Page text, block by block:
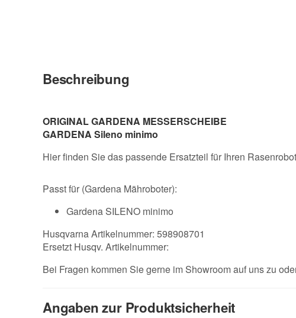
Beschreibung
ORIGINAL GARDENA MESSERSCHEIBE
GARDENA Sileno minimo
Hier finden Sie das passende Ersatzteil für Ihren
Passt für (Gardena Mähroboter):
Gardena SILENO minimo
Husqvarna Artikelnummer: 598908701
Ersetzt Husqv. Artikelnummer:
Bei Fragen kommen Sie gerne im Showroom auf uns zu
Angaben zur Produktsicherheit